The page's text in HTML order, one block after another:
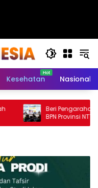
Kesehatan Nasional
Beri Pengarahan Soal
BPN Provinsi NTT, Menteri
Sudut Pandang Masyarakat